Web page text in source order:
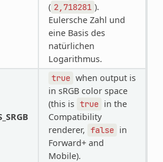
( 2,718281 ).
Eulersche Zahl und
eine Basis des
natürlichen
Logarithmus.
true when output is
in sRGB color space
(this is true in the
Compatibility
renderer, false in
Forward+ and
Mobile).